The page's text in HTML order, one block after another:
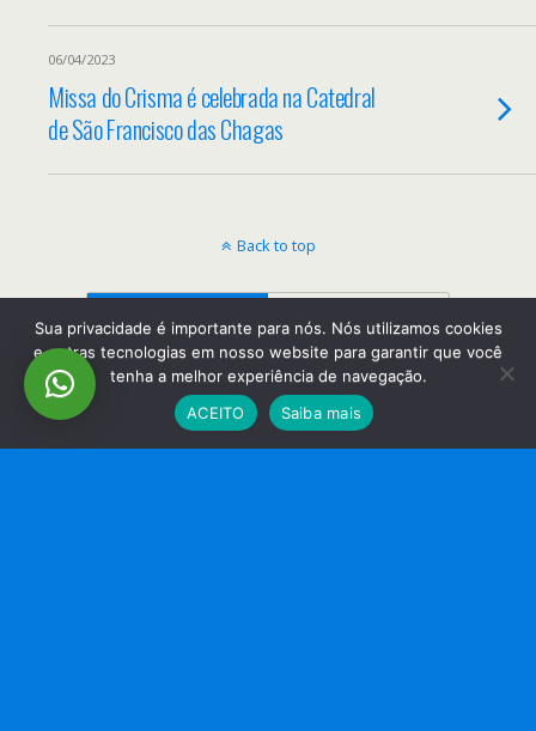
06/04/2023
Missa do Crisma é celebrada na Catedral
de São Francisco das Chagas
Back to top
Mobile Desktop
Sua privacidade é importante para nós. Nós utilizamos cookies
e outras tecnologias em nosso website para garantir que você
tenha a melhor experiência de navegação.
ACEITO
Saiba mais